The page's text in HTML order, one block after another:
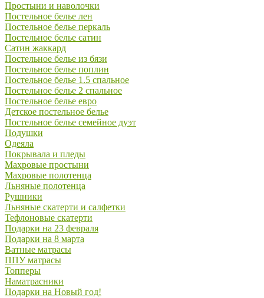
Простыни и наволочки
Постельное белье лен
Постельное белье перкаль
Постельное белье сатин
Сатин жаккард
Постельное белье из бязи
Постельное белье поплин
Постельное белье 1.5 спальное
Постельное белье 2 спальное
Постельное белье евро
Детское постельное белье
Постельное белье семейное дуэт
Подушки
Одеяла
Покрывала и пледы
Махровые простыни
Махровые полотенца
Льняные полотенца
Рушники
Льняные скатерти и салфетки
Тефлоновые скатерти
Подарки на 23 февраля
Подарки на 8 марта
Ватные матрасы
ППУ матрасы
Топперы
Наматрасники
Подарки на Новый год!